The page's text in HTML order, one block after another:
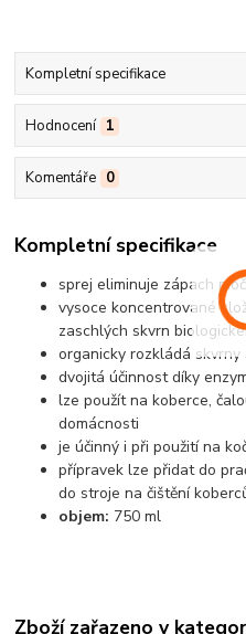
Kompletní specifikace
Hodnocení 1
Komentáře 0
Kompletní specifikace
sprej eliminuje zápach
vysoce koncentrované
zaschlých skvrn
organicky rozkládá
dvojitá účinnost díky
lze použít na koberce,
domácnosti
je účinný i při použití na
přípravek lze přidat do
do stroje na čištění
objem: 750 ml
Zboží zařazeno v